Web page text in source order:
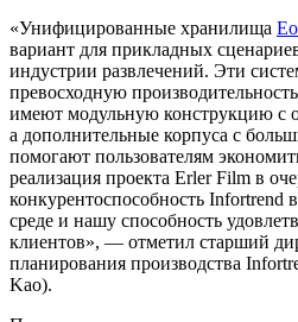
«Унифицированные хранилища
вариант для прикладных
индустрии развлечений. Эти
превосходную
имеют модульную конструкцию с
а дополнительные корпуса с
помогают пользователям
реализация проекта Erler Film в
конкурентоспособность
среде и нашу способность
клиентов», — отметил старший
планирования производства
Kao).